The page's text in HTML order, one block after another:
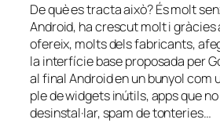
De què es tracta això? És molt
Android, ha crescut molt i gràcies
ofereix, molts dels fabricants,
la interfície base proposada per
al final Android en un bunyol com
ple de widgets inútils, apps que
desinstal·lar, spam de tonteries…